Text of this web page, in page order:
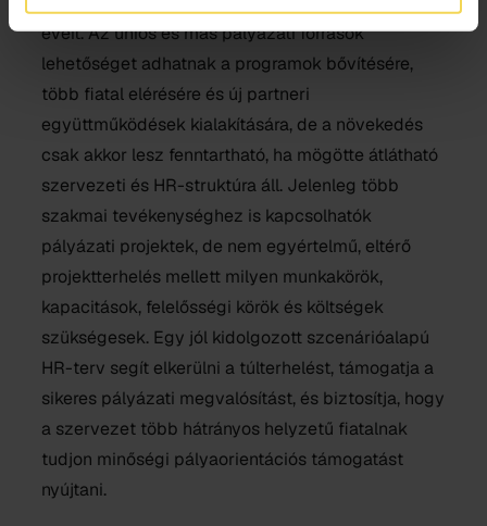
éveit. Az uniós és más pályázati források
lehetőséget adhatnak a programok bővítésére,
több fiatal elérésére és új partneri
együttműködések kialakítására, de a növekedés
csak akkor lesz fenntartható, ha mögötte átlátható
szervezeti és HR-struktúra áll. Jelenleg több
szakmai tevékenységhez is kapcsolhatók
pályázati projektek, de nem egyértelmű, eltérő
projektterhelés mellett milyen munkakörök,
kapacitások, felelősségi körök és költségek
szükségesek. Egy jól kidolgozott szcenárióalapú
HR-terv segít elkerülni a túlterhelést, támogatja a
sikeres pályázati megvalósítást, és biztosítja, hogy
a szervezet több hátrányos helyzetű fiatalnak
tudjon minőségi pályaorientációs támogatást
nyújtani.